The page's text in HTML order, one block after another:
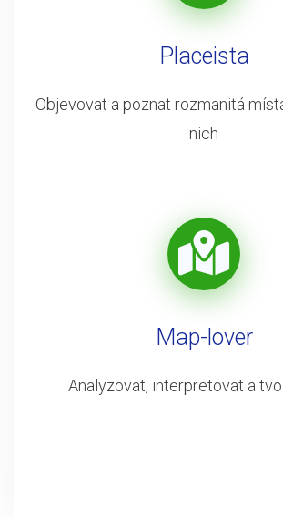
Placeista
Objevovat a poznat rozmanitá
nich
Map-lover
Analyzovat, interpretovat a